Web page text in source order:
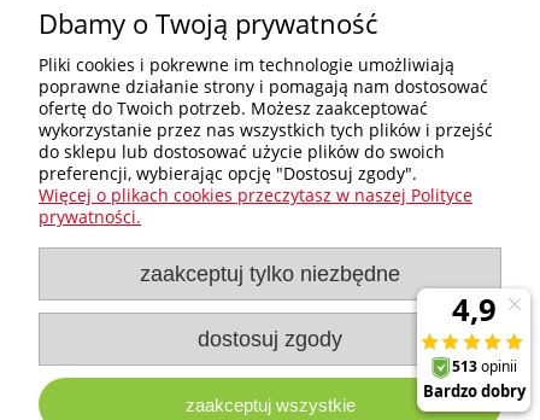
Zakupy
Pomoc
Moje konto
Informacje
e-milw.pl - Platforma Dystrybucyjna Narzędzi i Akcesoriów
Dbamy o Twoją prywatność
Pliki cookies i pokrewne im technologie umożliwiają
poprawne działanie strony i pomagają nam dostosować
ofertę do Twoich potrzeb. Możesz zaakceptować
wykorzystanie przez nas wszystkich tych plików i przejść
do sklepu lub dostosować użycie plików do swoich
preferencji, wybierając opcję "Dostosuj zgody".
Więcej o plikach cookies przeczytasz w naszej Polityce
prywatności.
zaakceptuj tylko niezbędne
dostosuj zgody
zaakceptuj wszystkie